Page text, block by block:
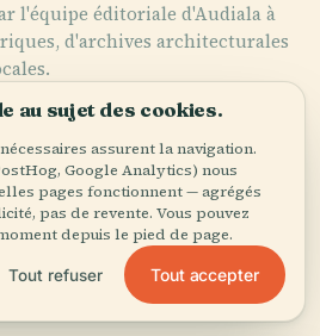
l'équipe éditoriale d'Audiala à
d'archives architecturales
2025
Ruins Chiapas
au sujet des cookies.
assurent la navigation.
Google Analytics) nous
pages fonctionnent — agrégés
pas de revente. Vous pouvez
depuis le pied de page.
Tout refuser Tout accepter